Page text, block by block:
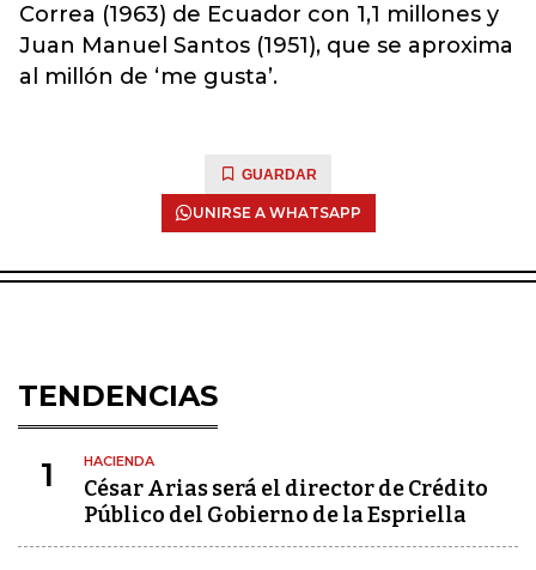
Correa (1963) de Ecuador con 1,1 millones y
Juan Manuel Santos (1951), que se aproxima
al millón de ‘me gusta’.
GUARDAR
UNIRSE A WHATSAPP
TENDENCIAS
1 HACIENDA
César Arias será el director de Crédito
Público del Gobierno de la Espriella